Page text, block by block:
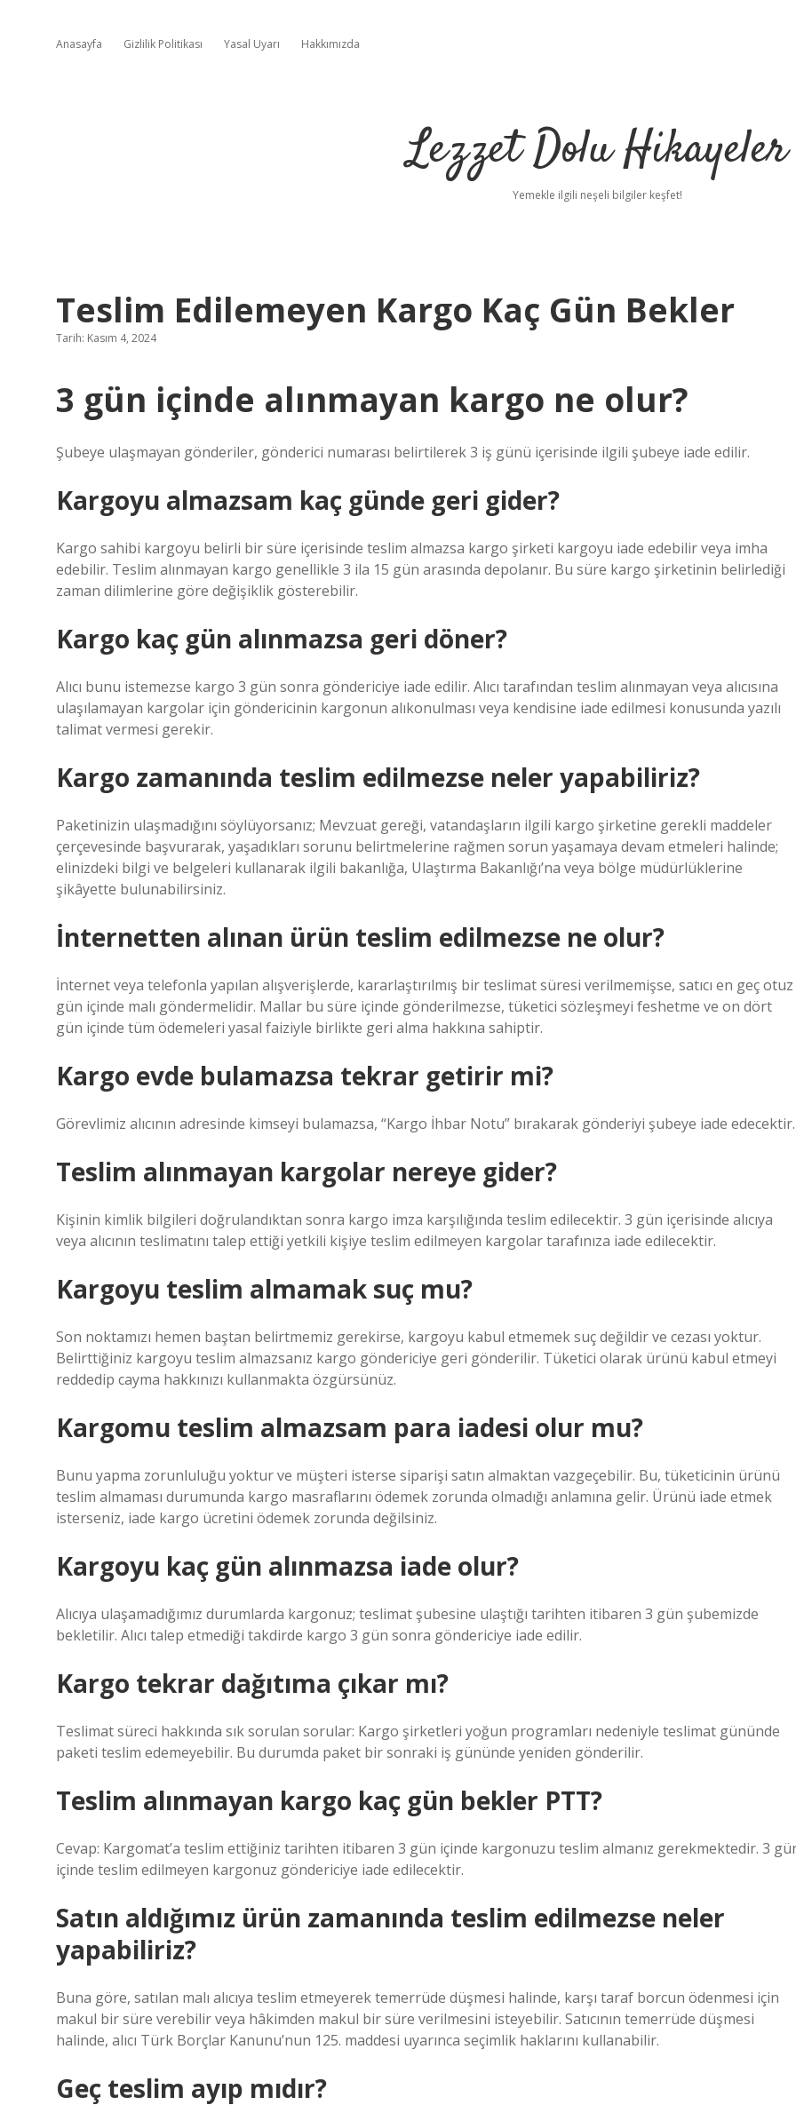
Anasayfa Gizlilik Politikası Yasal Uyarı Hakkımızda
Lezzet Dolu Hikayeler
Yemekle ilgili neşeli bilgiler keşfet!
Teslim Edilemeyen Kargo Kaç Gün Bekler
Tarih: Kasım 4, 2024
3 gün içinde alınmayan kargo ne olur?
Şubeye ulaşmayan gönderiler, gönderici numarası belirtilerek 3 iş günü içerisinde ilgili şubeye iade edilir.
Kargoyu almazsam kaç günde geri gider?
Kargo sahibi kargoyu belirli bir süre içerisinde teslim almazsa kargo şirketi kargoyu iade edebilir veya imha
edebilir. Teslim alınmayan kargo genellikle 3 ila 15 gün arasında depolanır. Bu süre kargo şirketinin belirlediği
zaman dilimlerine göre değişiklik gösterebilir.
Kargo kaç gün alınmazsa geri döner?
Alıcı bunu istemezse kargo 3 gün sonra göndericiye iade edilir. Alıcı tarafından teslim alınmayan veya alıcısına
ulaşılamayan kargolar için göndericinin kargonun alıkonulması veya kendisine iade edilmesi konusunda yazılı
talimat vermesi gerekir.
Kargo zamanında teslim edilmezse neler yapabiliriz?
Paketinizin ulaşmadığını söylüyorsanız; Mevzuat gereği, vatandaşların ilgili kargo şirketine gerekli maddeler
çerçevesinde başvurarak, yaşadıkları sorunu belirtmelerine rağmen sorun yaşamaya devam etmeleri halinde;
elinizdeki bilgi ve belgeleri kullanarak ilgili bakanlığa, Ulaştırma Bakanlığı’na veya bölge müdürlüklerine
şikâyette bulunabilirsiniz.
İnternetten alınan ürün teslim edilmezse ne olur?
İnternet veya telefonla yapılan alışverişlerde, kararlaştırılmış bir teslimat süresi verilmemişse, satıcı en geç otuz
gün içinde malı göndermelidir. Mallar bu süre içinde gönderilmezse, tüketici sözleşmeyi feshetme ve on dört
gün içinde tüm ödemeleri yasal faiziyle birlikte geri alma hakkına sahiptir.
Kargo evde bulamazsa tekrar getirir mi?
Görevlimiz alıcının adresinde kimseyi bulamazsa, “Kargo İhbar Notu” bırakarak gönderiyi şubeye iade edecektir.
Teslim alınmayan kargolar nereye gider?
Kişinin kimlik bilgileri doğrulandıktan sonra kargo imza karşılığında teslim edilecektir. 3 gün içerisinde alıcıya
veya alıcının teslimatını talep ettiği yetkili kişiye teslim edilmeyen kargolar tarafınıza iade edilecektir.
Kargoyu teslim almamak suç mu?
Son noktamızı hemen baştan belirtmemiz gerekirse, kargoyu kabul etmemek suç değildir ve cezası yoktur.
Belirttiğiniz kargoyu teslim almazsanız kargo göndericiye geri gönderilir. Tüketici olarak ürünü kabul etmeyi
reddedip cayma hakkınızı kullanmakta özgürsünüz.
Kargomu teslim almazsam para iadesi olur mu?
Bunu yapma zorunluluğu yoktur ve müşteri isterse siparişi satın almaktan vazgeçebilir. Bu, tüketicinin ürünü
teslim almaması durumunda kargo masraflarını ödemek zorunda olmadığı anlamına gelir. Ürünü iade etmek
isterseniz, iade kargo ücretini ödemek zorunda değilsiniz.
Kargoyu kaç gün alınmazsa iade olur?
Alıcıya ulaşamadığımız durumlarda kargonuz; teslimat şubesine ulaştığı tarihten itibaren 3 gün şubemizde
bekletilir. Alıcı talep etmediği takdirde kargo 3 gün sonra göndericiye iade edilir.
Kargo tekrar dağıtıma çıkar mı?
Teslimat süreci hakkında sık sorulan sorular: Kargo şirketleri yoğun programları nedeniyle teslimat gününde
paketi teslim edemeyebilir. Bu durumda paket bir sonraki iş gününde yeniden gönderilir.
Teslim alınmayan kargo kaç gün bekler PTT?
Cevap: Kargomat’a teslim ettiğiniz tarihten itibaren 3 gün içinde kargonuzu teslim almanız gerekmektedir. 3
içinde teslim edilmeyen kargonuz göndericiye iade edilecektir.
Satın aldığımız ürün zamanında teslim edilmezse neler
yapabiliriz?
Buna göre, satılan malı alıcıya teslim etmeyerek temerrüde düşmesi halinde, karşı taraf borcun ödenmesi için
makul bir süre verebilir veya hâkimden makul bir süre verilmesini isteyebilir. Satıcının temerrüde düşmesi
halinde, alıcı Türk Borçlar Kanunu’nun 125. maddesi uyarınca seçimlik haklarını kullanabilir.
Geç teslim ayıp mıdır?